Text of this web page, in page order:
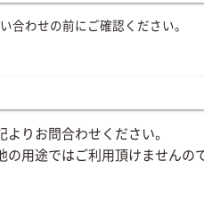
合わせの前にご確認ください。
りお問合わせください。
用途ではご利用頂けませんの